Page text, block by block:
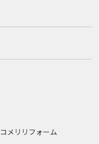
コメリリフォーム